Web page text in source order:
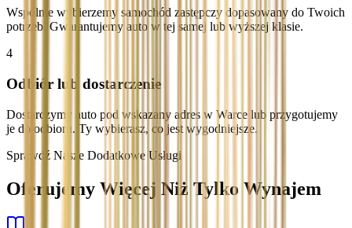
Wspólnie wybierzemy samochód zastępczy dopasowany do Twoich
potrzeb. Gwarantujemy auto w tej samej lub wyższej klasie.
4
Odbiór lub dostarczenie
Dostarczymy auto pod wskazany adres w Warce lub przygotujemy
je do odbioru. Ty wybierasz, co jest wygodniejsze.
Sprawdź Nasze Dodatkowe Usługi
Oferujemy Więcej Niż Tylko Wynajem